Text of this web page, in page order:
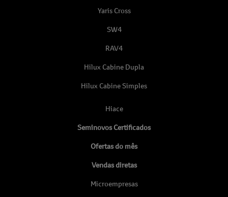
Yaris Cross
SW4
RAV4
Hilux Cabine Dupla
Hilux Cabine Simples
Hiace
Seminovos Certificados
Ofertas do mês
Vendas diretas
Microempresas